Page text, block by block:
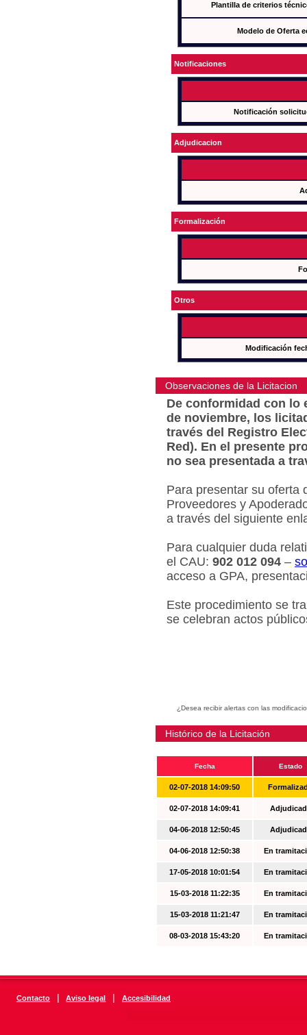
Plantilla de criterios
Modelo de Oferta
Notificaciones
Notificación
Adjudicacion
Formalización
Otros
Modificación
Observaciones de la Licitacion
De conformidad con lo
de noviembre, los
través del Registro
Red). En el presente
no sea presentada a
Para presentar su oferta
Proveedores y
a través del siguiente
Para cualquier duda
el CAU: 902 012 094 –
acceso a GPA,
Este procedimiento se
se celebran actos
¿Desea recibir alertas con las
Histórico de la Licitación
Fecha Estado
02-07-2018 14:09:50
02-07-2018 14:09:41
04-06-2018 12:50:45
04-06-2018 12:50:38 En
17-05-2018 10:01:54 En
15-03-2018 11:22:35 En
15-03-2018 11:21:47 En
08-03-2018 15:43:20 En
Contacto | Aviso legal | Accesibilidad